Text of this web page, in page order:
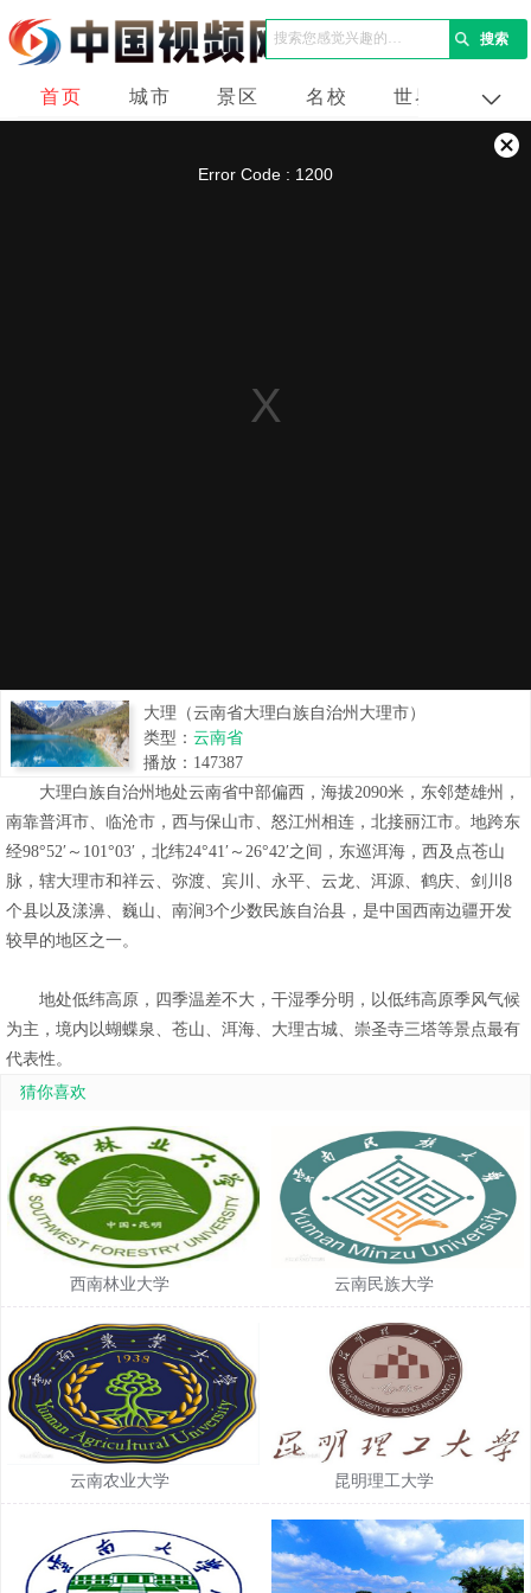
首页 城市 景区 名校 世界 企业
Error Code : 1200
关
大理（云南省大理白族自治州大理市）
类型： 云南省
播放： 147387
大理白族自治州地处云南省中部偏西，海拔2090米，东邻楚雄州，
南靠普洱市、临沧市，西与保山市、怒江州相连，北接丽江市。地跨东
经98°52′～101°03′，北纬24°41′～26°42′之间，东巡洱海，西及点苍山
脉，辖大理市和祥云、弥渡、宾川、永平、云龙、洱源、鹤庆、剑川8
个县以及漾濞、巍山、南涧3个少数民族自治县，是中国西南边疆开发
较早的地区之一。
地处低纬高原，四季温差不大，干湿季分明，以低纬高原季风气候
为主，境内以蝴蝶泉、苍山、洱海、大理古城、崇圣寺三塔等景点最有
代表性。
猜你喜欢
西南林业大学 云南民族大学
云南农业大学 昆明理工大学